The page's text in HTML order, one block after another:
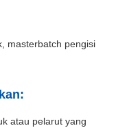
masterbatch pengisi
atau pelarut yang